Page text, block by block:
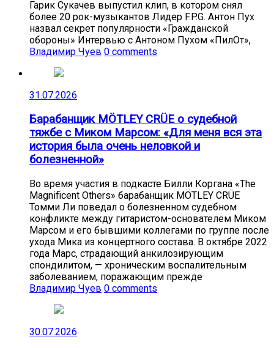
Гарик Сукачев выпустил клип, в котором снял
более 20 рок-музыкантов Лидер F.P.G. Антон Пух
назвал секрет популярности «Гражданской
обороны» Интервью с Антоном Пухом «ПилОт»,
Владимир Чуев 0 comments
31.07.2026
Барабанщик MÖTLEY CRÜE о судебной
тяжбе с Миком Марсом: «Для меня вся эта
история была очень неловкой и
болезненной»
Во время участия в подкасте Билли Коргана «The
Magnificent Others» барабанщик MÖTLEY CRÜE
Томми Ли поведал о болезненном судебном
конфликте между гитаристом-основателем Миком
Марсом и его бывшими коллегами по группе после
ухода Мика из концертного состава. В октябре 2022
года Марс, страдающий анкилозирующим
спондилитом, — хроническим воспалительным
заболеванием, поражающим прежде
Владимир Чуев 0 comments
30.07.2026